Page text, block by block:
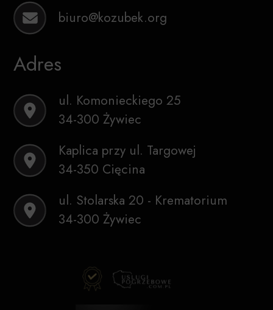
biuro@kozubek.org
Adres
ul. Komonieckiego 25
34-300 Żywiec
Kaplica przy ul. Targowej
34-350 Cięcina
ul. Stolarska 20 - Krematorium
34-300 Żywiec